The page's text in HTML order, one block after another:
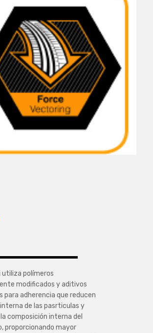
utiliza polímeros
modificados y aditivos
para adherencia que reducen
de las pasrticulas y
composición interna del
proporcionando mayor